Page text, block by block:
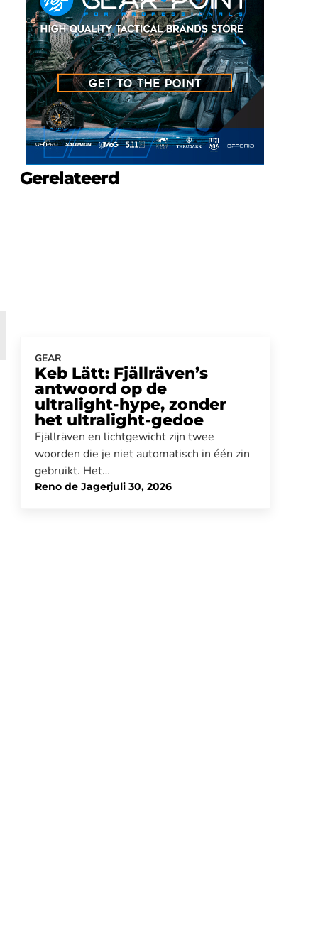
Gerelateerd
GEAR
Keb Lätt: Fjällräven’s
antwoord op de
ultralight-hype, zonder
het ultralight-gedoe
Fjällräven en lichtgewicht zijn twee
woorden die je niet automatisch in één zin
gebruikt. Het…
Reno de Jager
- juli 30, 2026